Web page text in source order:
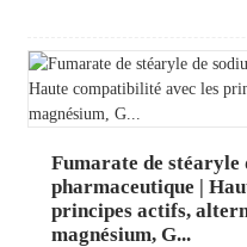
Fumarate de
pharmaceutique |
principes actifs,
magnésium, G...